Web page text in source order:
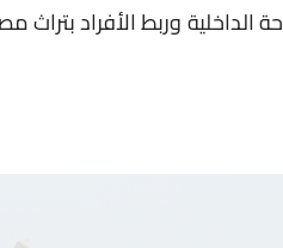
الداخلية وربط الأفراد